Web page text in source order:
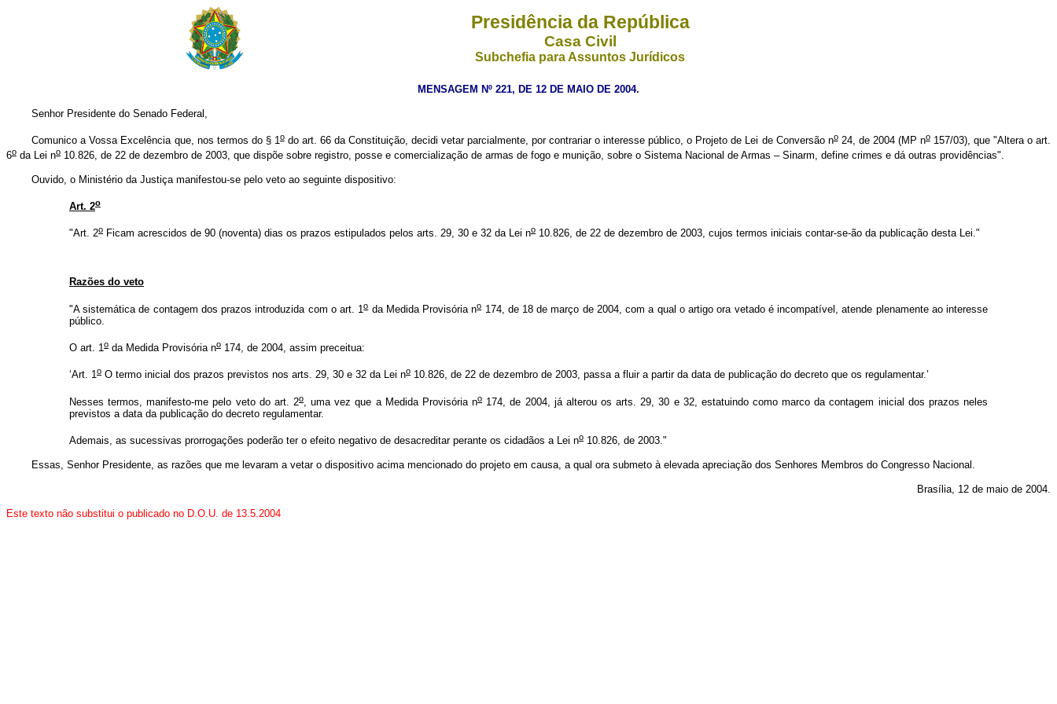
Presidência da República
Casa Civil
Subchefia para Assuntos Jurídicos
MENSAGEM Nº 221, DE 12 DE MAIO DE 2004.
Senhor Presidente do Senado Federal,
Comunico a Vossa Excelência que, nos termos do § 1odo art. 66 da Constituição, decidi vetar parcialmente, por contrariar o interesse público, o Projeto de Lei de Conversão no24, de 2004 (MP no157/03), que "Altera o art.
6o da Lei no 10.826, de 22 de dezembro de 2003, que dispõe sobre registro, posse e comercialização de armas de fogo e munição, sobre o Sistema Nacional de Armas – Sinarm, define crimes e dá outras providências".
Ouvido, o Ministério da Justiça manifestou-se pelo veto ao seguinte dispositivo:
Art. 2o
"Art. 2o Ficam acrescidos de 90 (noventa) dias os prazos estipulados pelos arts. 29, 30 e 32 da Lei no 10.826, de 22 de dezembro de 2003, cujos termos iniciais contar-se-ão da publicação desta Lei."
Razões do veto
"A sistemática de contagem dos prazos introduzida com o art. 1oda Medida Provisória no174, de 18 de março de 2004, com a qual o artigo ora vetado é incompatível, atende plenamente ao interesse
público.
O art. 1 o da Medida Provisória no 174, de 2004, assim preceitua:
‘Art. 1o O termo inicial dos prazos previstos nos arts. 29, 30 e 32 da Lei no 10.826, de 22 de dezembro de 2003, passa a fluir a partir da data de publicação do decreto que os regulamentar.’
Nesses termos, manifesto-me pelo veto do art. 2o , uma vez que a Medida Provisória no 174, de 2004, já alterou os arts. 29, 30 e 32, estatuindo como marco da contagem inicial dos prazos neles
previstos a data da publicação do decreto regulamentar.
Ademais, as sucessivas prorrogações poderão ter o efeito negativo de desacreditar perante os cidadãos a Lei no 10.826, de 2003."
Essas, Senhor Presidente, as razões que me levaram a vetar o dispositivo acima mencionado do projeto em causa, a qual ora submeto à elevada apreciação dos Senhores Membros do Congresso Nacional.
Brasília, 12 de maio de 2004.
Este texto não substitui o publicado no D.O.U. de 13.5.2004